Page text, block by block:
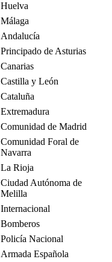
Huelva
Málaga
Andalucía
Principado de Asturias
Canarias
Castilla y León
Cataluña
Extremadura
Comunidad de Madrid
Comunidad Foral de
Navarra
La Rioja
Ciudad Autónoma de
Melilla
Internacional
Bomberos
Policía Nacional
Armada Española